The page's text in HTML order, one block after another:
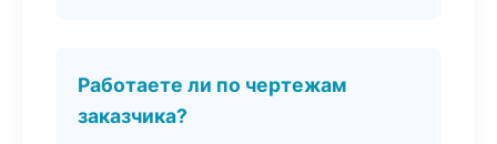
Работаете ли по чертежам
заказчика?